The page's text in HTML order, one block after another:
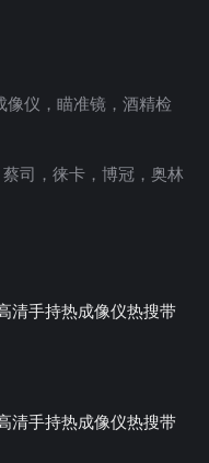
像仪，瞄准镜，酒精检
司，徕卡，博冠，奥林
清手持热成像仪热搜带
清手持热成像仪热搜带